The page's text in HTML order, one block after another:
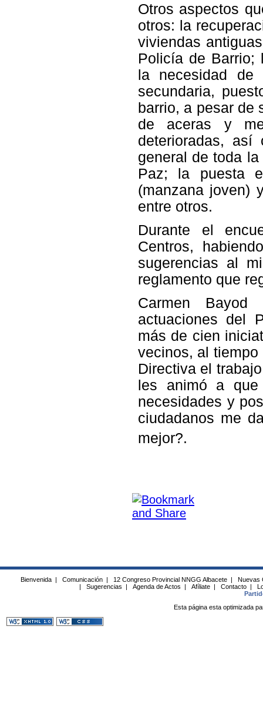
Otros aspectos
otros: la
viviendas
Policía de Barrio;
la necesidad de
secundaria,
barrio, a pesar de
de aceras y
deterioradas,
general de toda
Paz; la puesta
(manzana joven)
entre otros.
Durante el
Centros,
sugerencias al
reglamento que
Carmen
actuaciones del
más de cien
vecinos, al
Directiva el
les animó a que
necesidades y
ciudadanos me
mejor?.
Bienvenida | Comunicación | 12 Congreso Provincial NNGG Albacete |
Nuevas
|
Sugerencias | Agenda de Actos | Afíliate | Contacto |
Esta página esta optimizada